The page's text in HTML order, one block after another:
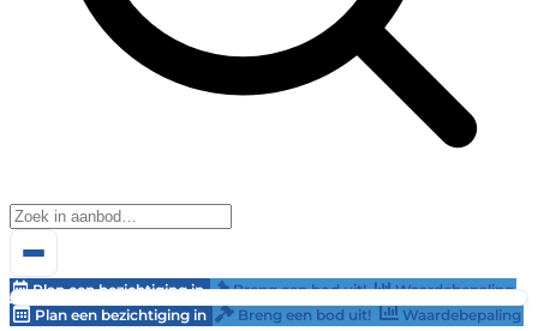
Plan een bezichtiging in Breng een bod uit!
Waardebepaling
Plan een bezichtiging in
Breng een bod uit! Waardebepaling